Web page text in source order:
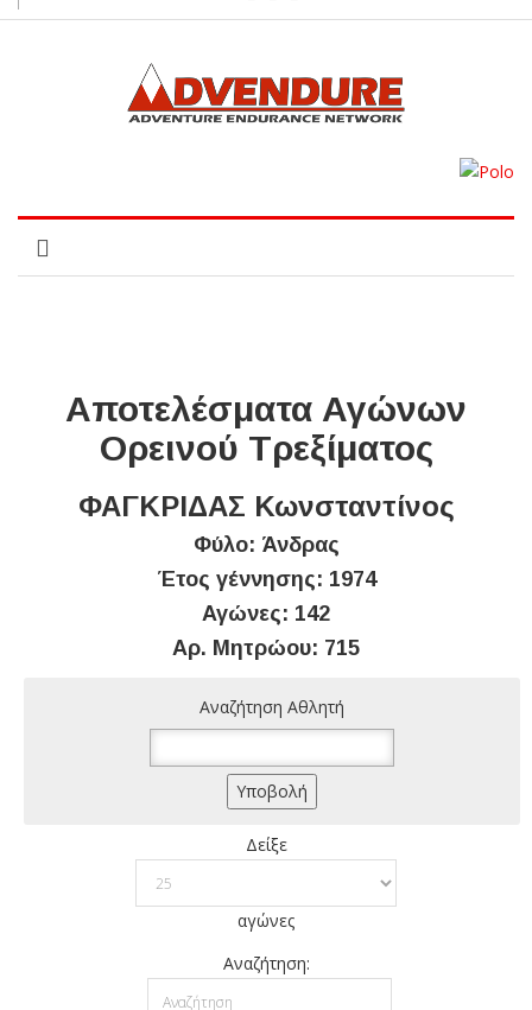
Αποτελέσματα Αγώνων
Ορεινού Τρεξίματος
ΦΑΓΚΡΙΔΑΣ Κωνσταντίνος
Φύλο: Άνδρας
Έτος γέννησης: 1974
Αγώνες: 142
Αρ. Μητρώου: 715
Αναζήτηση Αθλητή
Δείξε
αγώνες
Αναζήτηση: